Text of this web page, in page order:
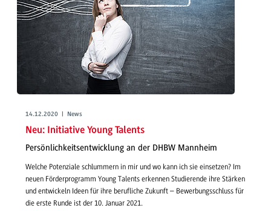
14.12.2020 | News
Neu: Initiative Young Talents
Persönlichkeitsentwicklung an der DHBW Mannheim
Welche Potenziale schlummern in mir und wo kann ich sie einsetzen? Im
neuen Förderprogramm Young Talents erkennen Studierende ihre Stärken
und entwickeln Ideen für ihre berufliche Zukunft – Bewerbungsschluss für
die erste Runde ist der 10. Januar 2021.